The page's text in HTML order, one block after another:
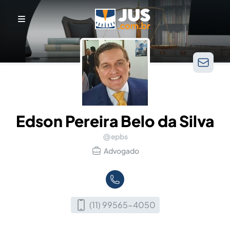
Edson Pereira Belo da Silva
epbs
Advogado
(11) 99565-4050